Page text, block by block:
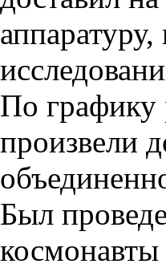
По графику
произвели
Был
космонавты